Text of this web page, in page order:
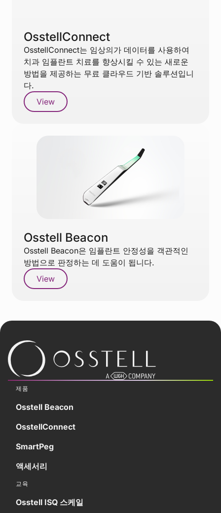
OsstellConnect
OsstellConnect는 임상의가 데이터를 사용하여
치과 임플란트 치료를 향상시킬 수 있는 새로운
방법을 제공하는 무료 클라우드 기반 솔루션입니
다.
View
Osstell Beacon
Osstell Beacon은 임플란트 안정성을 객관적인
방법으로 판정하는 데 도움이 됩니다.
View
제품
Osstell Beacon
OsstellConnect
SmartPeg
액세서리
교육
Osstell ISQ 스케일